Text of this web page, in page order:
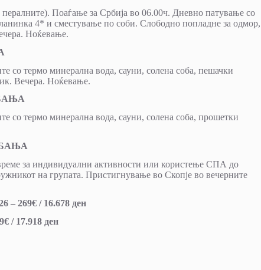
пералните). Поаѓање за Србија во 06.00ч. Дневно патување со
4* и сместување по соби. Слободно попладне за одмор,
Ноќевање.
со термо минерална вода, сауни, солена соба, пешачки
Вечера. Ноќевање.
со термо минерална вода, сауни, солена соба, прошетки
БАЊА
за индивидуални активности или користење СПА до
на групата. Пристигнување во Скопје во вечерните
– 269€ / 16.678 ден
/ 17.918 ден